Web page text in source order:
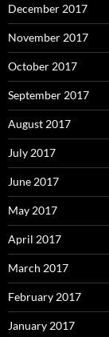
December 2017
November 2017
October 2017
September 2017
August 2017
July 2017
June 2017
May 2017
April 2017
March 2017
February 2017
January 2017